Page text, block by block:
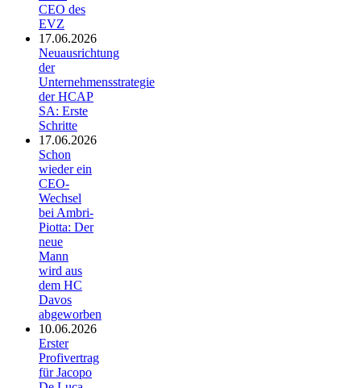
CEO des
EVZ
17.06.2026
Neuausrichtung
der
Unternehmensstrategie
der HCAP
SA: Erste
Schritte
17.06.2026
Schon
wieder ein
CEO-
Wechsel
bei Ambri-
Piotta: Der
neue
Mann
wird aus
dem HC
Davos
abgeworben
10.06.2026
Erster
Profivertrag
für Jacopo